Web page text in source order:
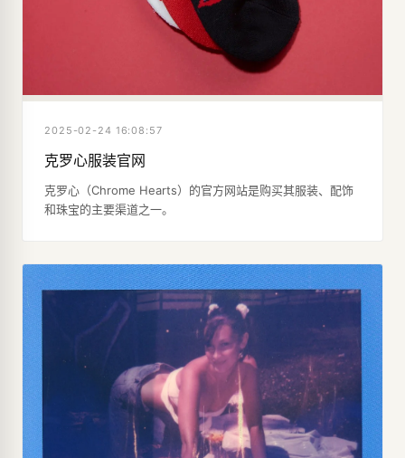
2025-02-24 16:08:57
克罗心服装官网
克罗心（Chrome Hearts）的官方网站是购买其服装、配饰
和珠宝的主要渠道之一。